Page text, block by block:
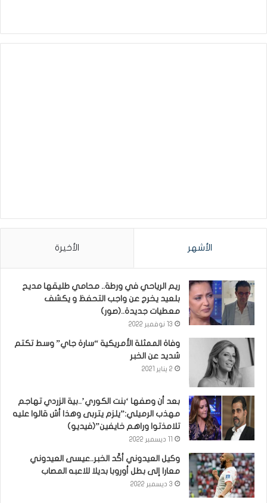
الأشهر الأخيرة
ريم الرياحي في ورطة.. محامي طليقها مديح
بلعيد يخرج عن واجب التحفظ و يكشف
معطيات جديدة..(صور)
13 نوفمبر 2022
وفاة الممثلة الأمريكية “سارة جاي” وسط تكتم
شديد عن الخبر
2 يناير 2021
بعد أن وصفها ‘بنت الكوري’..بية الزردي تهاجم
مهذب الرميلي:”يلزم يتربى وهذا أش قالوا عليه
تلامذتوا وراهم خايفين”(فيديو)
وكيل العيدوني أكّد الخبر..عيسى العيدوني
معارا إلى بطل أوروبا بديلا للاعبه المصاب
3 ديسمبر 2022